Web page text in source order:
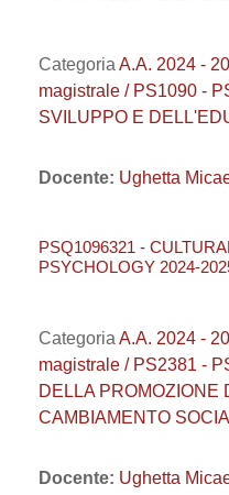
Categoria A.A. 2024 -
magistrale / PS1090 -
SVILUPPO E
Docente: Ughetta
PSQ1096321 -
PSYCHOLOGY 2024-
Categoria A.A. 2024 -
magistrale / PS2381 -
DELLA PROMOZIONE
CAMBIAMENTO
Docente: Ughetta